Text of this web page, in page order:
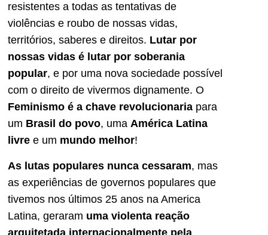
resistentes a todas as tentativas de
violências e roubo de nossas vidas,
territórios, saberes e direitos. Lutar por
nossas vidas é lutar por soberania
popular, e por uma nova sociedade possível
com o direito de vivermos dignamente. O
Feminismo é a chave revolucionaria para
um Brasil do povo, uma América Latina
livre e um mundo melhor!
As lutas populares nunca cessaram, mas
as experiências de governos populares que
tivemos nos últimos 25 anos na America
Latina, geraram uma violenta reação
arquitetada internacionalmente pela